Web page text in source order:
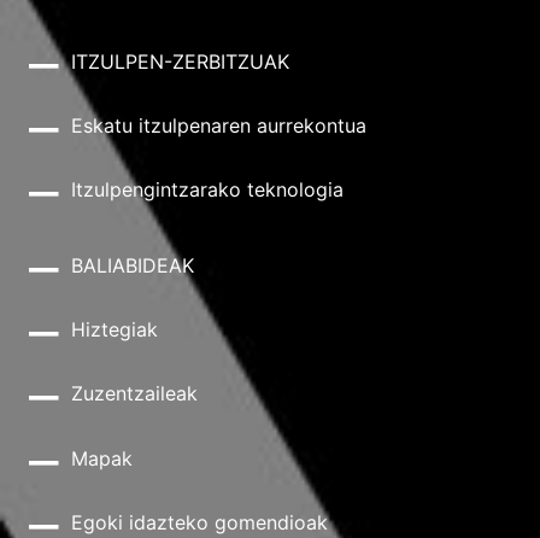
ITZULPEN-ZERBITZUAK
Eskatu itzulpenaren aurrekontua
Itzulpengintzarako teknologia
BALIABIDEAK
Hiztegiak
Zuzentzaileak
Mapak
Egoki idazteko gomendioak